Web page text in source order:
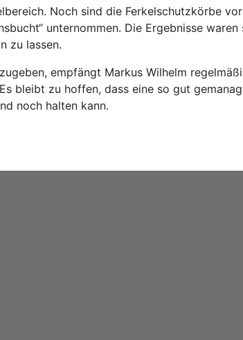
Noch sind die Ferkelschutzkörbe
unternommen. Die Ergebnisse
zu lassen.
empfängt Markus Wilhelm
bleibt zu hoffen, dass eine so gut
noch halten kann.